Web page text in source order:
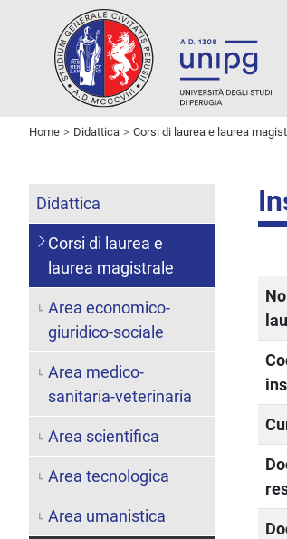
Home Didattica Corsi di laurea e laurea
Didattica
Corsi di laurea e
laurea magistrale
Area economico-
giuridico-sociale
Area medico-
sanitaria-veterinaria
Area scientifica
Area tecnologica
Area umanistica